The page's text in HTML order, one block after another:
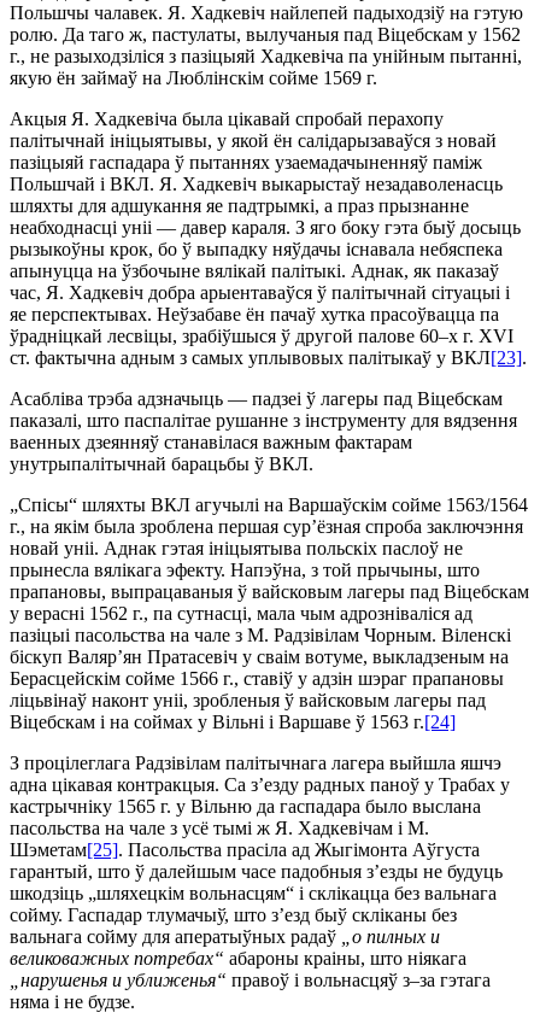
Польшчы чалавек. Я. Хадкевіч найлепей падыходзіў на гэтую
ролю. Да таго ж, пастулаты, вылучаныя пад Віцебскам у 1562
г., не разыхо­дзіліся з пазіцыяй Хадкевіча па унійным пытанні,
якую ён займаў на Люблінскім сойме 1569 г.
Акцыя Я. Хадкевіча была цікавай спробай перахопу
палітычнай ініцыятывы, у якой ён салідарызаваўся з новай
пазіцыяй гаспадара ў пытаннях узаемадачыненняў паміж
Польшчай і ВКЛ. Я. Хадкевіч выкарыстаў незадаволенасць
шляхты для адшукання яе падтрымкі, а праз прызнанне
неабходнасці уніі — давер караля. З яго боку гэта быў досыць
рызыкоўны крок, бо ў выпадку няўдачы існавала небяспека
апынуцца на ўзбочыне вялікай палітыкі. Аднак, як паказаў
час, Я. Хадкевіч добра арыентаваўся ў палітычнай сітуацыі і
яе перспектывах. Неўзабаве ён пачаў хутка прасоўвацца па
ўрадніцкай лесвіцы, зрабіўшыся ў другой палове 60–х г. XVI
ст. фактычна адным з самых уплывовых палітыкаў у ВКЛ[23].
Асабліва трэба адзначыць — падзеі ў лагеры пад Віцебскам
паказалі, што паспалітае рушанне з інструменту для вя­дзення
ваенных дзеянняў cтанавілася важным фактарам
унутрыпалітычнай барацьбы ў ВКЛ.
„Спісы“ шляхты ВКЛ агучылі на Варшаўскім сойме 1563/1564
г., на якім была зроблена першая сур’ёзная спроба за­ключэння
новай уніі. Аднак гэтая ініцыятыва польскіх паслоў не
прынесла вялікага эфекту. Напэўна, з той прычыны, што
прапановы, выпрацаваныя ў вайсковым лагеры пад Віцебскам
у верасні 1562 г., па сутнасці, мала чым адрозніваліся ад
пазіцыі пасольства на чале з М. Радзівілам Чорным. Віленскі
біскуп Валяр’ян Пратасевіч у сваім вотуме, выкладзеным на
Берасцейскім сойме 1566 г., ставіў у адзін шэраг прапановы
ліцьвінаў наконт уніі, зробленыя ў вайсковым лагеры пад
Віцебскам і на соймах у Вільні і Варшаве ў 1563 г.[24]
З процілеглага Радзівілам палітычнага лагера выйшла яшчэ
адна цікавая контракцыя. Са з’езду радных паноў у Трабах у
кастрычніку 1565 г. у Вільню да гаспадара было выслана
пасольства на чале з усё тымі ж Я. Хадкевічам і М.
Шэметам[25]. Пасольства прасіла ад Жыгімонта Аўгуста
гарантый, што ў далейшым часе падобныя з’езды не будуць
шкодзіць „шляхецкім вольнасцям“ і склікацца без вальнага
сойму. Гаспадар тлумачыў, што з’езд быў скліканы без
вальнага сойму для аператыўных радаў
„о пилных и
великоважных потребах“ абароны краіны, што ніякага
„нарушенья и уближенья“ правоў і вольнасцяў з–за гэтага
няма і не будзе.